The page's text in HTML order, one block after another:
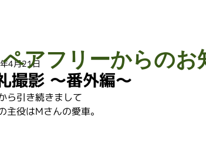
撮影 〜番外編〜
4月21日
ら引き続きまして
主役はMさんの愛車。
ペアフリーからのお